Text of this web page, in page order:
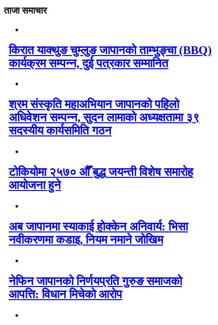
ताजा समाचार
किरात याक्थुङ चुम्लुङ जापानको ताम्भुङ्चा (BBQ)
कार्यक्रम सम्पन्न, दुई पत्रकार सम्मानित
श्रम संस्कृति महाअभियान जापानको पहिलो
अधिवेशन सम्पन्न, सुदन लामाको अध्यक्षतामा ३९
सदस्यीय कार्यसमिति गठन
टोकियोमा २५७० औँ बुद्ध जयन्ती विशेष समारोह
आयोजना हुने
अब जापानमा स्याकाई होक्केन अनिवार्य: भिसा
नवीकरणमा कडाइ, नियम नमाने जोखिम
नेफिन जापानको निर्णयप्रति गुरुङ समाजको
आपत्ति: विधान मिचेको आरोप